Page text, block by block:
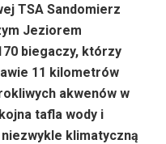
TSA Sandomierz
Jeziorem
biegaczy, którzy
11 kilometrów
akwenów w
tafla wody i
klimatyczną